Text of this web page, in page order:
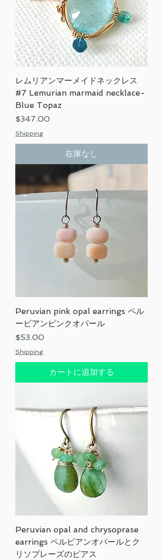
レムリアンマーメイドネックレス
#7 Lemurian marmaid necklace-
Blue Topaz
価格
$347.00
Shipping
在庫なし
Peruvian pink opal earrings ペル
ービアンピンクオパール
価格
$53.00
Shipping
カートに追加する
Peruvian opal and chrysoprase
earrings ペルビアンオパールとク
リソプレーズのピアス